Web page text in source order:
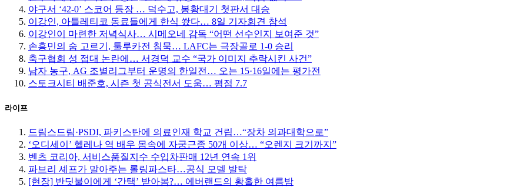
야구서 ‘42-0’ 스코어 등장 … 덕수고, 봉황대기 첫판서 대승
이강인, 아틀레티코 동료들에게 한식 쐈다… 8일 기자회견 참석
이강인이 마련한 저녁식사… 시메오네 감독 “어떤 선수인지 보여준 것”
손흥민의 숨 고르기, 툴루카전 침묵… LAFC는 극장골로 1-0 승리
축구협회 성 접대 논란에… 서경덕 교수 “국가 이미지 추락시킨 사건”
남자 농구, AG 조별리그부터 운명의 한일전… 오는 15·16일에는 평가전
스토크시티 배준호, 시즌 첫 공식전서 도움… 평점 7.7
라이프
드림스드림·PSDI, 파키스탄에 의료인재 학교 건립…“장차 의과대학으로”
‘오디세이’ 헬레나 역 배우 몸속에 자궁근종 50개 이상… “오렌지 크기까지”
벤츠 코리아, 서비스품질지수 수입차판매 12년 연속 1위
파브리 셰프가 말아주는 롤링파스타…공식 모델 발탁
[현장] 반딧불이에게 ‘간택’ 받아봄?… 에버랜드의 황홀한 여름밤